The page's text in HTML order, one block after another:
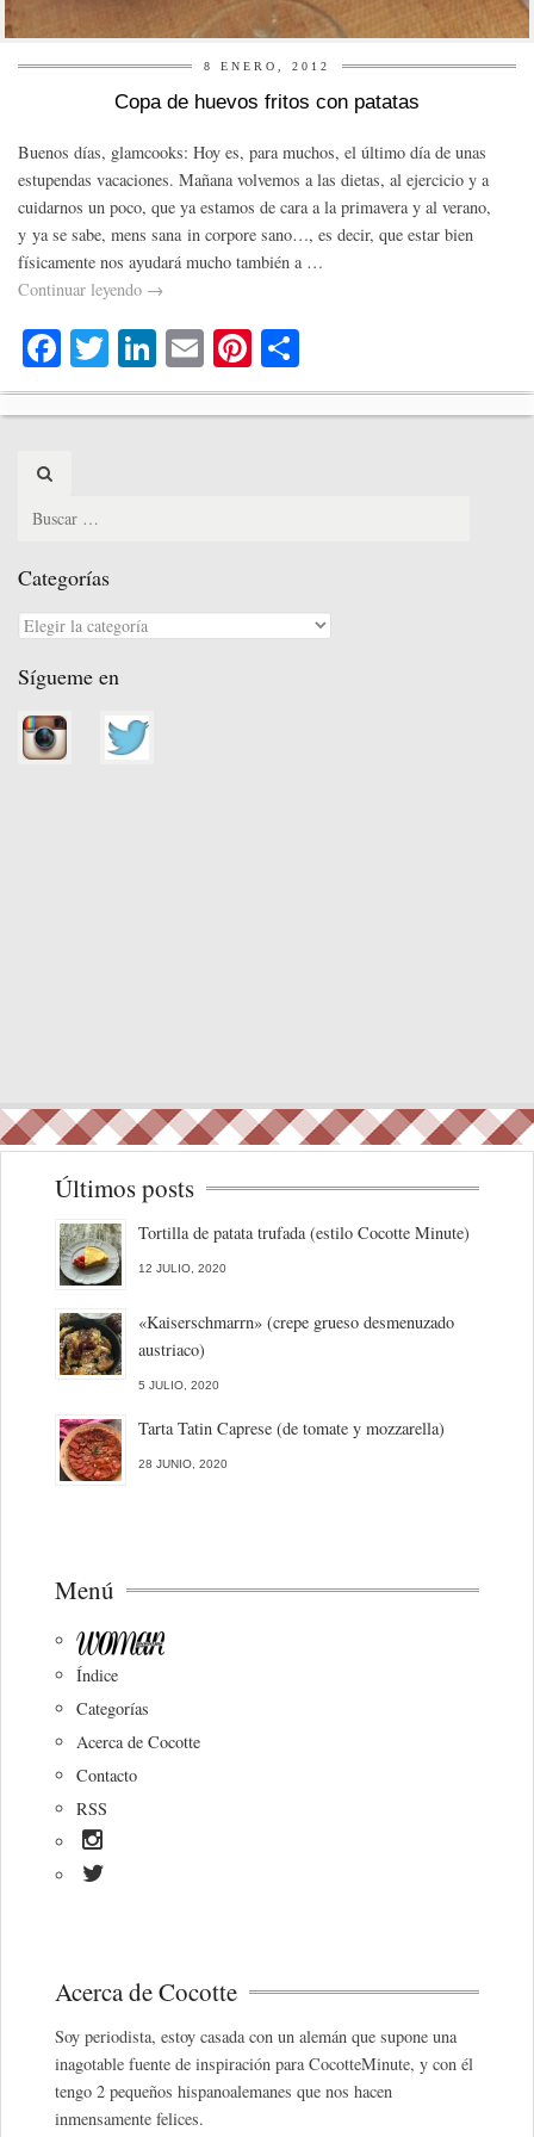
8 ENERO, 2012
Copa de huevos fritos con patatas
Buenos días, glamcooks: Hoy es, para muchos, el último día de unas
estupendas vacaciones. Mañana volvemos a las dietas, al ejercicio y a
cuidarnos un poco, que ya estamos de cara a la primavera y al verano,
y ya se sabe, mens sana in corpore sano…, es decir, que estar bien
físicamente nos ayudará mucho también a …
Continuar leyendo →
Fa
ce
bo
T
wi
tte
Li
nk
ed
E
m
ail
Pi
nt
er
o
m
Search
Categorías
Categorías
Sígueme en
Últimos posts
Tortilla de patata trufada (estilo Cocotte Minute)
12 JULIO, 2020
«Kaiserschmarrn» (crepe grueso desmenuzado
austriaco)
5 JULIO, 2020
Tarta Tatin Caprese (de tomate y mozzarella)
28 JUNIO, 2020
Menú
Índice
Categorías
Acerca de Cocotte
Contacto
RSS
Acerca de Cocotte
Soy periodista, estoy casada con un alemán que supone una
inagotable fuente de inspiración para CocotteMinute, y con él
tengo 2 pequeños hispanoalemanes que nos hacen
inmensamente felices.